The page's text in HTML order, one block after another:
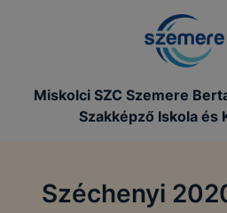
Miskolci SZC Szemere
Szakképző Iskola és
Széchenyi